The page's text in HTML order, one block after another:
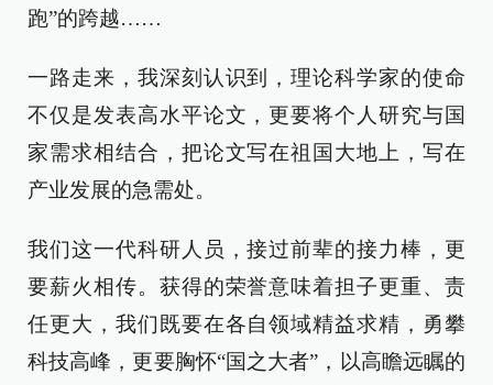
跑”的跨越……
一路走来，我深刻认识到，理论科学家的使命
不仅是发表高水平论文，更要将个人研究与国
家需求相结合，把论文写在祖国大地上，写在
产业发展的急需处。
我们这一代科研人员，接过前辈的接力棒，更
要薪火相传。获得的荣誉意味着担子更重、责
任更大，我们既要在各自领域精益求精，勇攀
科技高峰，更要胸怀“国之大者”，以高瞻远瞩的